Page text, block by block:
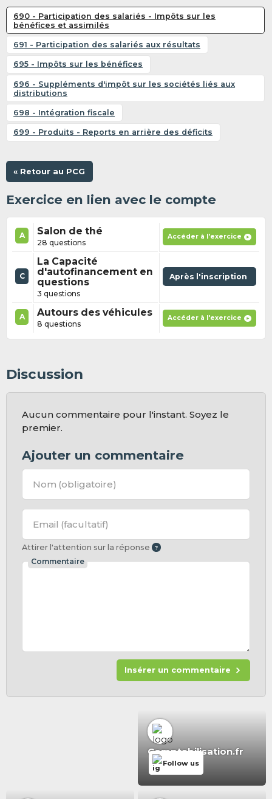
690 - Participation des salariés - Impôts sur les
bénéfices et assimilés
691 - Participation des salariés aux résultats
695 - Impôts sur les bénéfices
696 - Suppléments d'impôt sur les sociétés liés aux
distributions
698 - Intégration fiscale
699 - Produits - Reports en arrière des déficits
« Retour au PCG
Exercice en lien avec le compte
A Salon de thé
28 questions
Accéder à l'exercice
C
La Capacité
d'autofinancement en
questions
3 questions
Après l'inscription
A Autours des véhicules
8 questions
Accéder à l'exercice
Discussion
Aucun commentaire pour l'instant. Soyez le
premier.
Ajouter un commentaire
Nom (obligatoire)
Email (facultatif)
Attirer l'attention sur la réponse
Commentaire
Insérer un commentaire
Comptabilisation.fr
Follow us